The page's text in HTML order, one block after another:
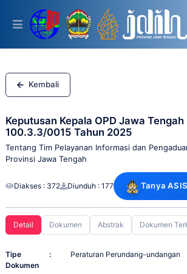
This
includes
accessibility
system.
Kembali
Keputusan Kepala OPD Jawa
100.3.3/0015 Tahun 2025
Tentang Tim Pelayanan Informasi dan
Provinsi Jawa Tengah
Diakses : 372 Diunduh : 177 Tanya
Detail Dokumen Abstrak Dokumen
Tipe
Dokumen
: Peraturan Perundang-undangan